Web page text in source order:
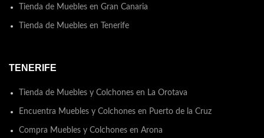
Tienda de Muebles en Gran Canaria
Tienda de Muebles en Tenerife
TENERIFE
Tienda de Muebles y Colchones en La Orotava
Encuentra Muebles y Colchones en Puerto de la Cruz
Compra Muebles y Colchones en Arona